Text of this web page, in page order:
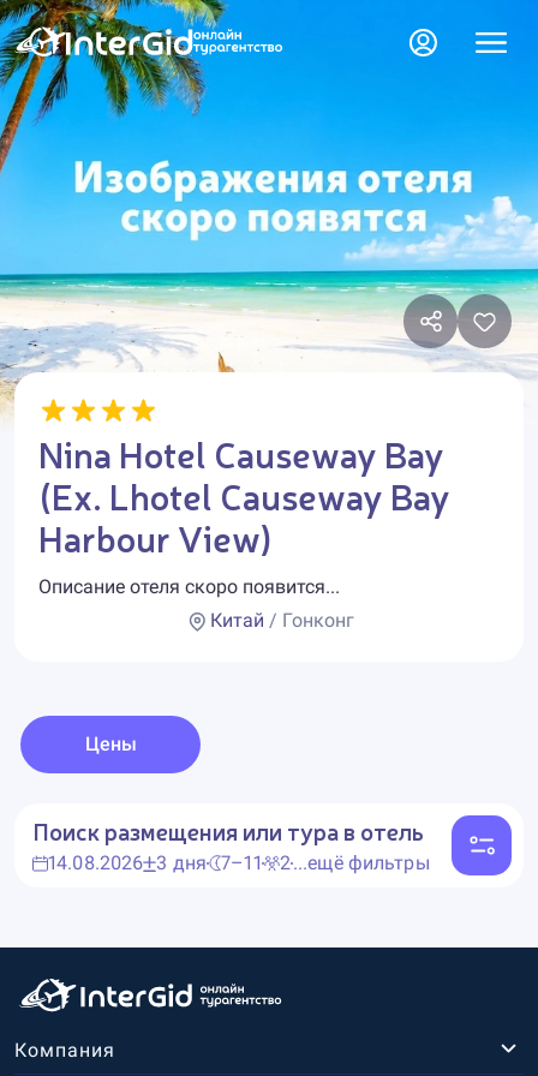
Nina Hotel Causeway Bay
(Ex. Lhotel Causeway Bay
Harbour View)
Описание отеля скоро появится...
Китай / Гонконг
Цены
Поиск размещения или тура в отель
14.08.2026 3 дня 7–11 2...ещё фильтры
Компания